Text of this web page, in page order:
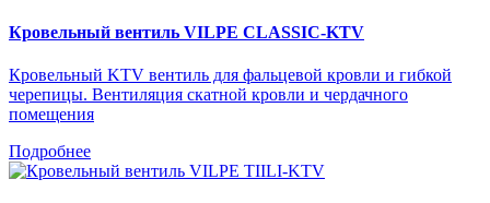
Кровельный вентиль VILPE CLASSIC-KTV
Кровельный KTV вентиль для фальцевой кровли и гибкой
черепицы. Вентиляция скатной кровли и чердачного
помещения
Подробнее